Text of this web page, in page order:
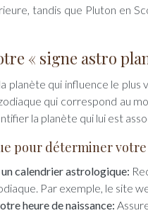
tandis que Pluton en
« signe astro
planète qui influence le
qui correspond au
la planète qui lui est
pour déterminer
calendrier astrologique:
Par exemple, le site
heure de naissance: